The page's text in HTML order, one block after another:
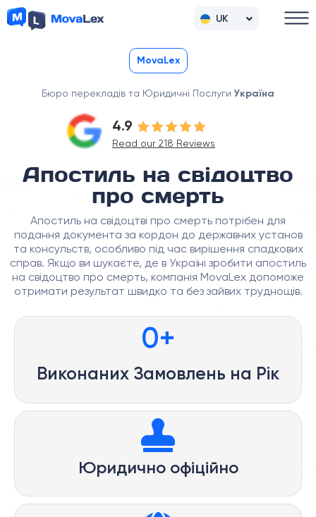
UK
RU
MovaLex
Бюро перекладів та Юридичні Послуги Україна
4.9
Read our 218 Reviews
Апостиль на свідоцтво
про смерть
Апостиль на свідоцтві про смерть потрібен для
подання документа за кордон до державних установ
та консульств, особливо під час вирішення спадкових
справ. Якщо ви шукаєте, де в Україні зробити апостиль
на свідоцтво про смерть, компанія MovaLex допоможе
отримати результат швидко та без зайвих труднощів.
Виконаних Замовлень на Рік
0+
Юридично офіційно